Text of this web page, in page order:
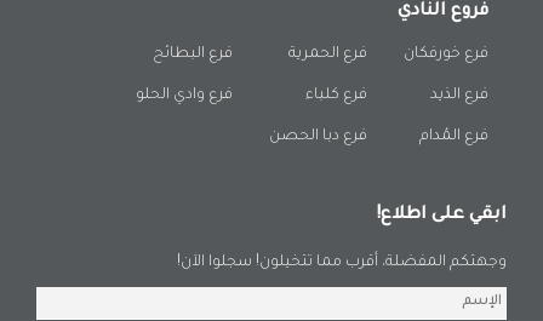
فروع النادي
فرع خورفكان
فرع الذيد
فرع المُدام
فرع الحمرية
فرع كلباء
فرع دبا الحصن
فرع البطائح
فرع وادي الحلو
ابقي على اطلاع!
وجهتكم المفضلة، أقرب مما تتخيلون! سجلوا الآن!